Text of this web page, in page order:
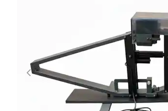
Previous